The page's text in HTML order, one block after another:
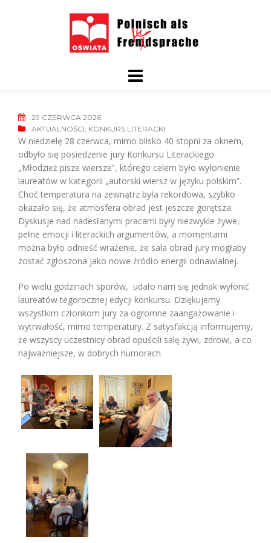
29 CZERWCA 2026
AKTUALNOŚCI, KONKURS LITERACKI
W niedzielę 28 czerwca, mimo blisko 40 stopni za oknem,
odbyło się posiedzenie jury Konkursu Literackiego
„Młodzież pisze wiersze”, którego celem było wyłonienie
laureatów w kategorii „autorski wiersz w języku polskim”.
Choć temperatura na zewnątrz była rekordowa, szybko
okazało się, że atmosfera obrad jest jeszcze gorętsza.
Dyskusje nad nadesłanymi pracami były niezwykle żywe,
pełne emocji i literackich argumentów, a momentami
można było odnieść wrażenie, że sala obrad jury mogłaby
zostać zgłoszona jako nowe źródło energii odnawialnej.
Po wielu godzinach sporów, udało nam się jednak wyłonić
laureatów tegorocznej edycji konkursu. Dziękujemy
wszystkim członkom jury za ogromne zaangażowanie i
wytrwałość, mimo temperatury. Z satysfakcją informujemy,
że wszyscy uczestnicy obrad opuścili salę żywi, zdrowi, a co
najważniejsze, w dobrych humorach.